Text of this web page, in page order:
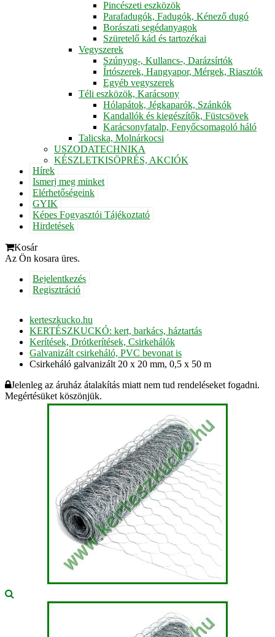
Pincészeti eszközök
Parafadugók, Fadugók, Kénező dugó
Borászati segédanyagok
Szüretelő kád és tartozékai
Vegyszerek
Szúnyog-, Kullancs-, Darázsírtók
Írtószerek, Hangyapor, Mérgek, Riasztók
Egyéb vegyszerek
Téli eszközök, Karácsony
Hólapátok, Jégkaparók, Szánkók
Kandallók és kiegészítők, Füstcsövek
Karácsonyfatalp, Fenyőcsomagoló háló
Talicska, Molnárkocsi
USZODATECHNIKA
KÉSZLETKISÖPRÉS, AKCIÓK
Hírek
Ismerj meg minket
Elérhetőségeink
GYIK
Képes Fogyasztói Tájékoztató
Hirdetések
Kosár
Az Ön kosara üres.
Bejelentkezés
Regisztráció
kerteszkucko.hu
KERTÉSZKUCKÓ: kert, barkács, háztartás
Kerítések, Drótkerítések, Csirkehálók
Galvanizált csirkeháló, PVC bevonat is
Csirkeháló galvanizált 20 x 20 mm, 0,5 x 50 m
Jelenleg az áruház átalakítás miatt nem tud rendeléseket fogadni.
Megértésüket köszönjük.